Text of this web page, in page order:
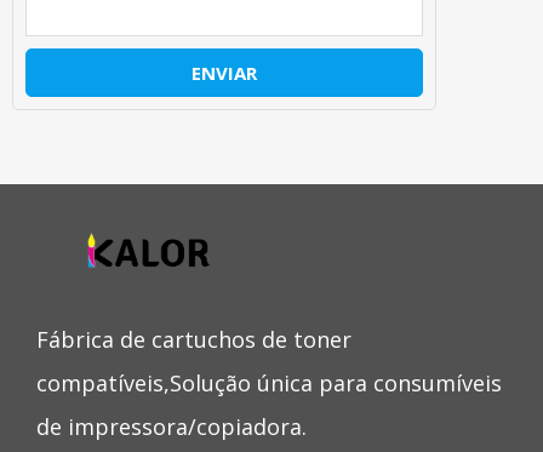
ENVIAR
Fábrica de cartuchos de toner
compatíveis,Solução única para consumíveis
de impressora/copiadora.